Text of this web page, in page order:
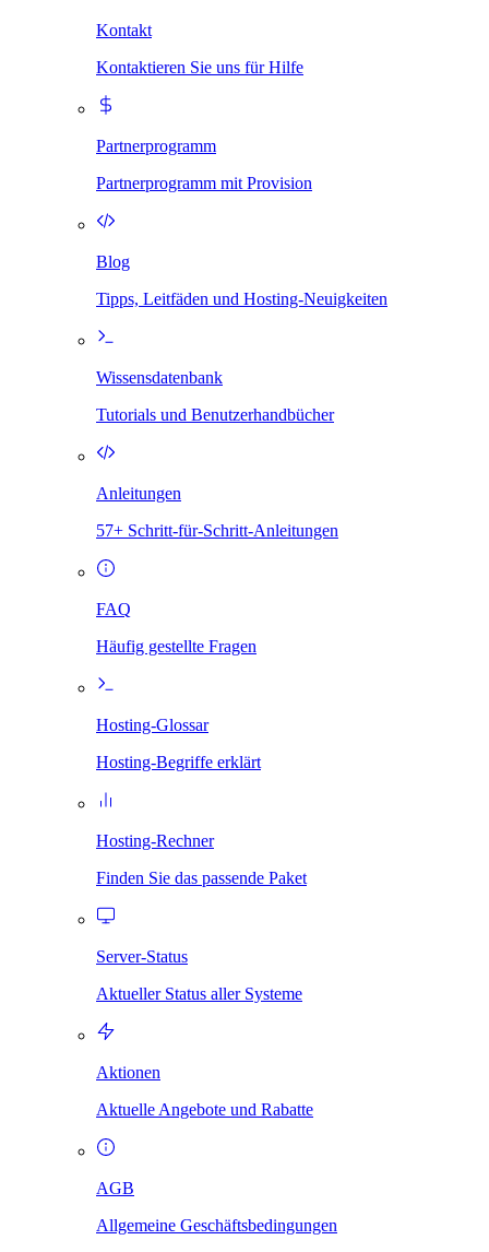
Kontakt
Kontaktieren Sie uns für Hilfe
Partnerprogramm
Partnerprogramm mit Provision
Blog
Tipps, Leitfäden und Hosting-Neuigkeiten
Wissensdatenbank
Tutorials und Benutzerhandbücher
Anleitungen
57+ Schritt-für-Schritt-Anleitungen
FAQ
Häufig gestellte Fragen
Hosting-Glossar
Hosting-Begriffe erklärt
Hosting-Rechner
Finden Sie das passende Paket
Server-Status
Aktueller Status aller Systeme
Aktionen
Aktuelle Angebote und Rabatte
AGB
Allgemeine Geschäftsbedingungen